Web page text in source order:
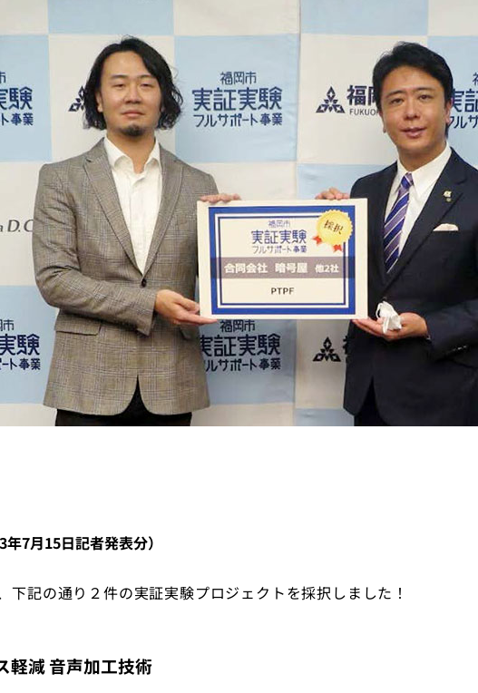
7月15日記者発表分）
下記の通り２件の実証実験プロジェクトを採択しました！
減 音声加工技術